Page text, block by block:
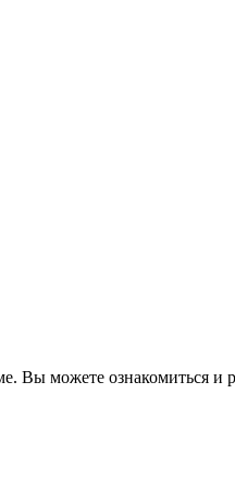
Вы можете ознакомиться